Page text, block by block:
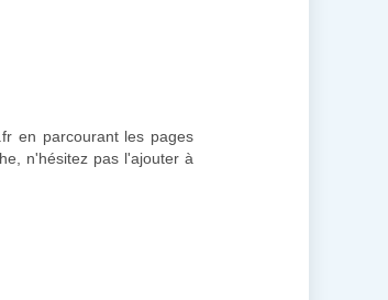
en parcourant les pages
n'hésitez pas l'ajouter à